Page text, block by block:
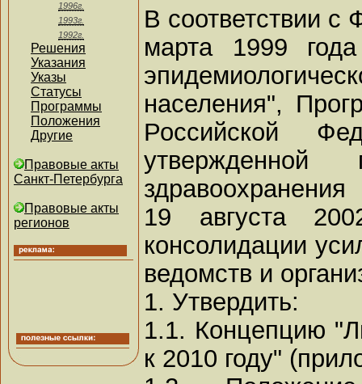
1996г.
1993г.
1992г.
Решения
Указания
Указы
Статусы
Программы
Положения
Другие
Правовые акты
Санкт-Петербурга
Правовые акты
регионов
В соответствии с
марта 1999
населения",
Российской
утвержденной
19 августа
консолидации
ведомств и
1. Утвердить:
1.1. Концепцию
к 2010 году"